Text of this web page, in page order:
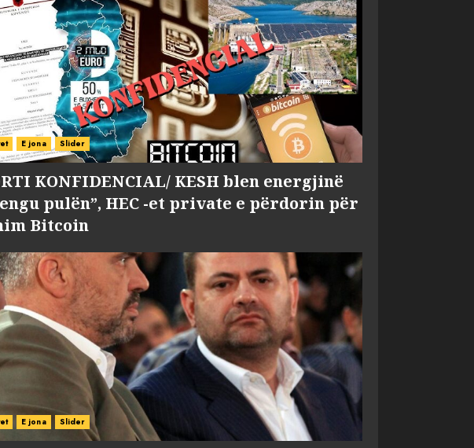
E jona Slider
KONFIDENCIAL/ KESH blen energjinë
pulën”, HEC -et private e përdorin për
Bitcoin
E jona Slider